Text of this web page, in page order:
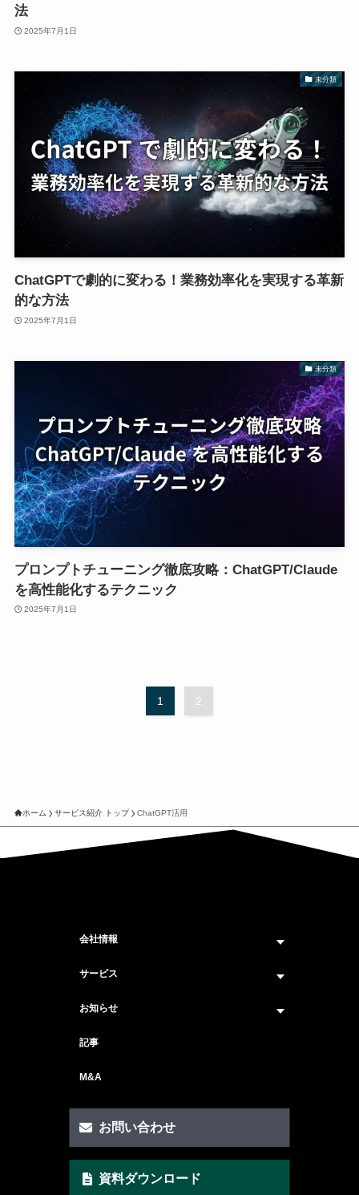
法
2025年7月1日
未分類
ChatGPTで劇的に変わる！業務効率化を実現する革新
的な方法
2025年7月1日
未分類
プロンプトチューニング徹底攻略：ChatGPT/Claude
を高性能化するテクニック
2025年7月1日
1 2
ホーム サービス紹介 トップ ChatGPT活用
会社情報
企業情報トップ
サービス
サービス紹介 トップ
セキュリティ顧問サービス
脆弱性診断サービス
AI Securityサービス
お知らせ
ニュース トップ
記事
M&A
お問い合わせ
資料ダウンロード